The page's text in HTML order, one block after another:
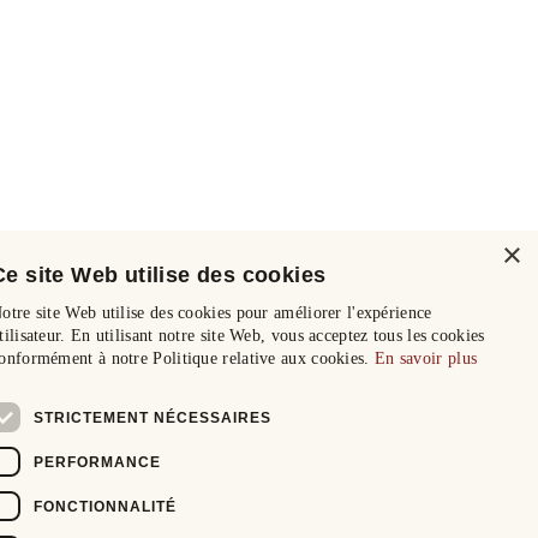
×
site Web utilise des cookies
site Web utilise des cookies pour améliorer l'expérience
En utilisant notre site Web, vous acceptez tous les cookies
à notre Politique relative aux cookies. En savoir plus
STRICTEMENT NÉCESSAIRES
PERFORMANCE
FONCTIONNALITÉ